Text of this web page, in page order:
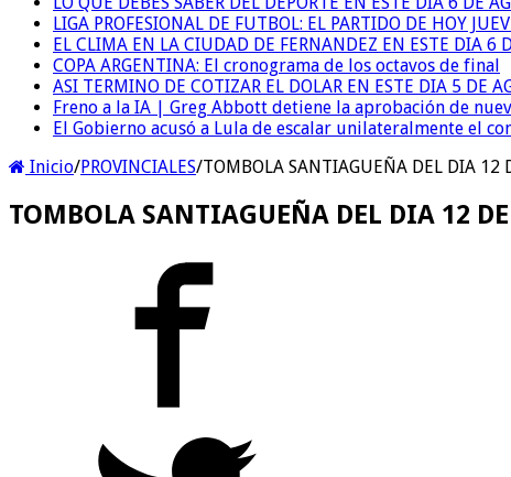
LIGA PROFESIONAL DE FUTBOL: EL PARTIDO DE HOY
EL CLIMA EN LA CIUDAD DE FERNANDEZ EN ESTE DIA 6
COPA ARGENTINA: El cronograma de los octavos de final
ASI TERMINO DE COTIZAR EL DOLAR EN ESTE DIA 5 DE
Freno a la IA | Greg Abbott detiene la aprobación de
El Gobierno acusó a Lula de escalar unilateralmente el
Inicio/PROVINCIALES/TOMBOLA SANTIAGUEÑA DEL DIA 12
TOMBOLA SANTIAGUEÑA DEL DIA 12